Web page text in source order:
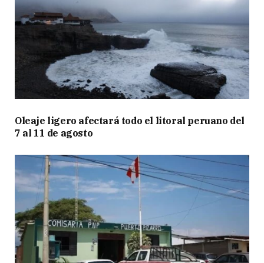
Oleaje ligero afectará todo el litoral peruano del
7 al 11 de agosto